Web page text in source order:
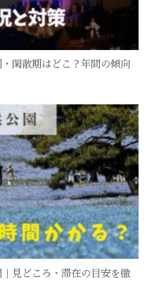
・閑散期はどこ？年間の傾向
見どころ・滞在の目安を徹